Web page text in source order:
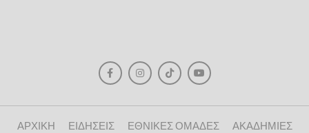
ΑΡΧΙΚΗ ΕΙΔΗΣΕΙΣ ΕΘΝΙΚΕΣ ΟΜΑΔΕΣ ΑΚΑΔΗΜΙΕΣ